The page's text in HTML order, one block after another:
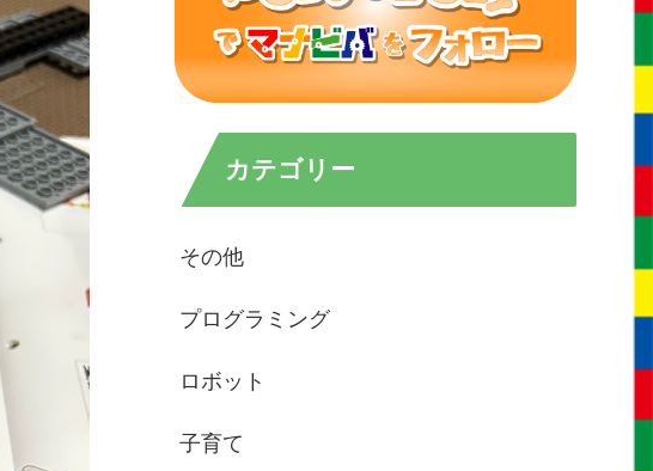
カテゴリー
その他
プログラミング
ロボット
子育て